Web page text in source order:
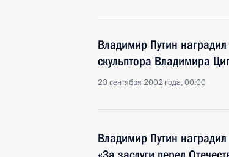
Владимир Путин
скульптора Владимира
23 сентября 2002 года, 00:00
Владимир Путин